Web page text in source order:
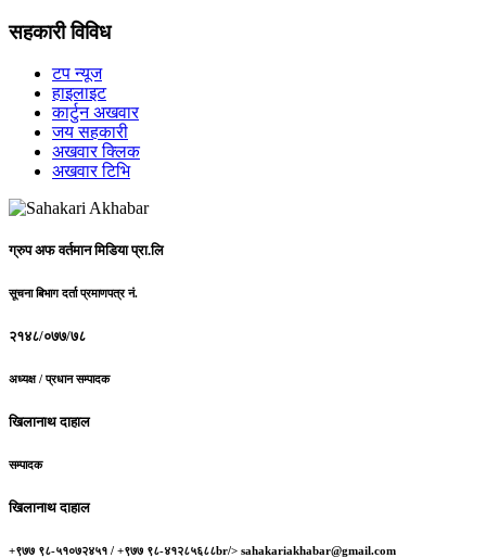
सहकारी विविध
टप न्यूज
हाइलाइट
कार्टुन अखवार
जय सहकारी
अखवार क्लिक
अखवार टिभि
ग्रुप अफ वर्तमान मिडिया प्रा.लि
सूचना बिभाग दर्ता प्रमाणपत्र नं.
२१४८/०७७/७८
अध्यक्ष / प्रधान सम्पादक
खिलानाथ दाहाल
सम्पादक
खिलानाथ दाहाल
+९७७ ९८-५१०७२४५१ / +९७७ ९८-४१२८५६८८br/> sahakariakhabar@gmail.com